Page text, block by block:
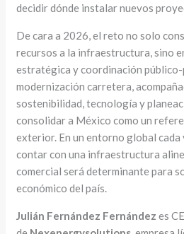
decidir dónde instalar nuevos
De cara a 2026, el reto no solo
recursos a la infraestructura, sino
estratégica y coordinación público-
modernización carretera,
sostenibilidad, tecnología y
consolidar a México como un
exterior. En un entorno global cada
contar con una infraestructura
comercial será determinante para
económico del país.
Julián Fernández Fernández es